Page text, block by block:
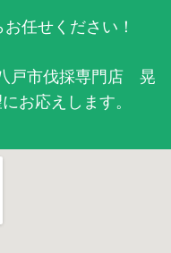
任せください！
戸市伐採専門店 晃
お応えします。